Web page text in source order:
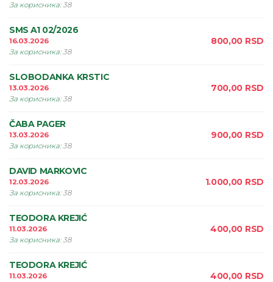
За корисника:38
SMS A1 02/2026
16.03.2026
За корисника:38
800,00 RSD
SLOBODANKA KRSTIC
13.03.2026
За корисника:38
700,00 RSD
ČABA PAGER
13.03.2026
За корисника:38
900,00 RSD
DAVID MARKOVIC
12.03.2026
За корисника:38
1.000,00 RSD
TEODORA KREJIĆ
11.03.2026
За корисника:38
400,00 RSD
TEODORA KREJIĆ
11.03.2026
400,00 RSD